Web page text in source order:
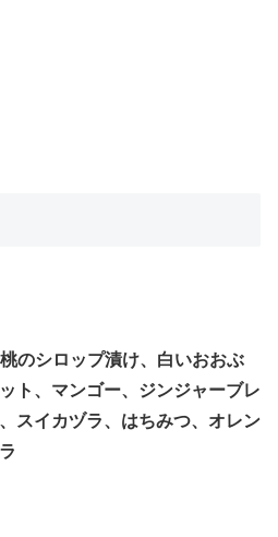
のシロップ漬け、白いおおぶ
ト、マンゴー、ジンジャーブレ
スイカヅラ、はちみつ、オレン